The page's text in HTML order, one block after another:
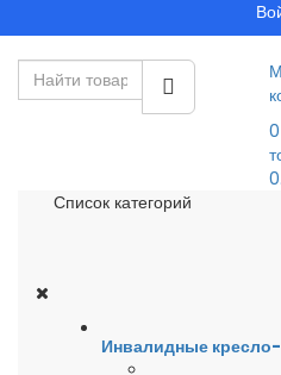
0
Список категорий
Инвалидные